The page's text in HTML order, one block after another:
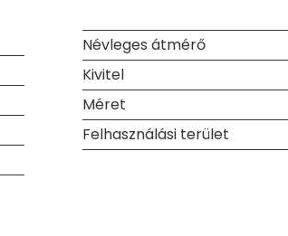
Névleges átmérő
Kivitel
Méret
Felhasználási terület